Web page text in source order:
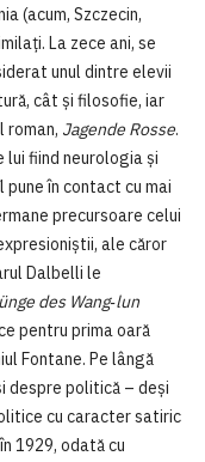
(acum, Szczecin,
La zece ani, se
unul dintre elevii
cât și filosofie, iar
roman, Jagende Rosse.
fiind neurologia și
în contact cu mai
precursoare celui
ale căror
Dalbelli le
des Wang‑lun
pentru prima oară
Fontane. Pe lângă
despre politică – deși
cu caracter satiric
1929, odată cu